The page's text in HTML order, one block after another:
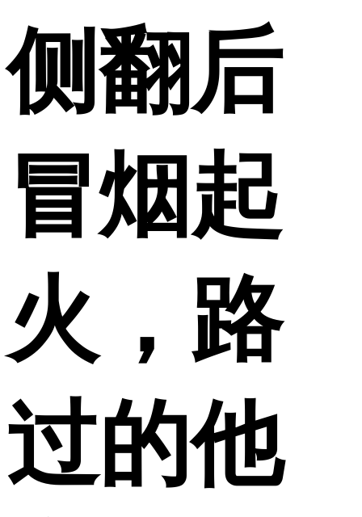
侧翻后
冒烟起
火，路
过的他